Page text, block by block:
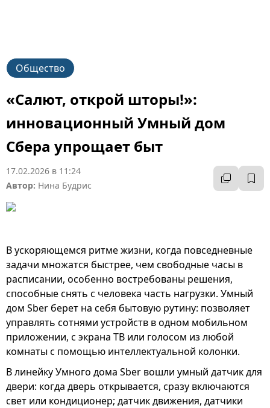
Общество
«Салют, открой шторы!»:
инновационный Умный дом
Сбера упрощает быт
17.02.2026 в 11:24
Автор: Нина Будрис
В ускоряющемся ритме жизни, когда повседневные
задачи множатся быстрее, чем свободные часы в
расписании, особенно востребованы решения,
способные снять с человека часть нагрузки. Умный
дом Sber берет на себя бытовую рутину: позволяет
управлять сотнями устройств в одном мобильном
приложении, с экрана ТВ или голосом из любой
комнаты с помощью интеллектуальной колонки.
В линейку Умного дома Sber вошли умный датчик для
двери: когда дверь открывается, сразу включаются
свет или кондиционер; датчик движения, датчики